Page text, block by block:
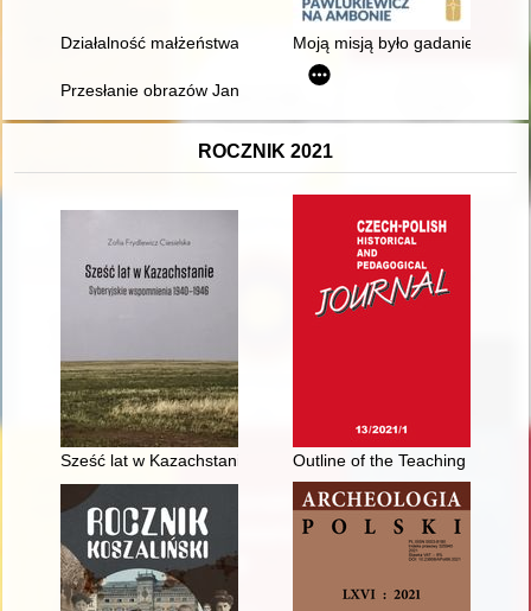
Działalność małżeństwa Biedrawów na rzecz Mazurów
Moją misją było gadanie o
Przesłanie obrazów Jana Henryka Rosena (1891-1982) w
ROCZNIK 2021
Sześć lat w Kazachstanie : syberyjskie wspomnienia 1940-
Outline of the Teaching